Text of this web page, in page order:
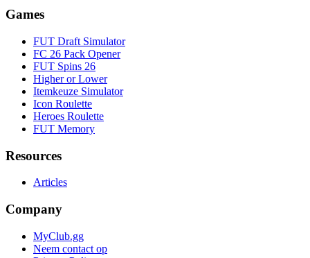
Games
FUT Draft Simulator
FC 26 Pack Opener
FUT Spins 26
Higher or Lower
Itemkeuze Simulator
Icon Roulette
Heroes Roulette
FUT Memory
Resources
Articles
Company
MyClub.gg
Neem contact op